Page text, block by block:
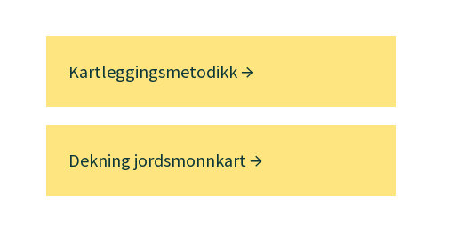
Kartleggingsmetodikk
Dekning jordsmonnkart